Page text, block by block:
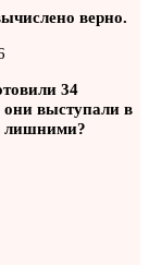
верно.
34
они выступали в
лишними?